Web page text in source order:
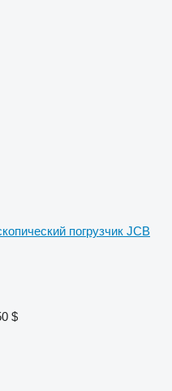
погрузчик JCB
$